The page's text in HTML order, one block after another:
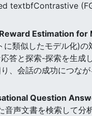
textbfContrastive
Estimation
類似したモデル化)
答と探索-探索を生
、会話の成功につなが
Question
声文書を検索して